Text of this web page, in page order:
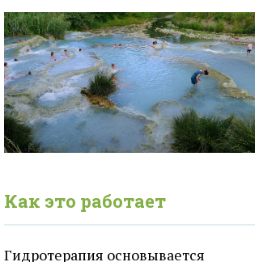
Как это работает
Гидротерапия основывается